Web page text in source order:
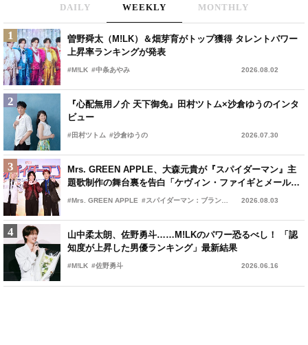
DAILY WEEKLY MONTHLY
1
結婚＆妊娠発表の川口春奈が母親役 命と家族の愛を描く感
動の実話に挑む
#川口春奈
2026.08.07
2
吉岡里帆と奈緒、迫真の感情表現で新境地 『シャドウワー
ク』に込めた思いを語る
#シャドウワーク #吉岡里帆 2026.08.07
3
森愁斗、椿泰我ら「本当の部活仲間だった」 『ウォーター
ガーディアンズ』青春秘話を披露
#BALLISTIK BOYZ #BUDDiiS 2026.08.07
4
令和ロマンくるま初監督作『BREAK SHOT』公開 オダ
ギリジョー、高良健吾ら豪華キャストが撮影秘話を語る
#BREAK SHOT #オダギリジョー 2026.08.06
1
曽野舜太（M!LK）＆畑芽育がトップ獲得 タレントパワー
上昇率ランキングが発表
#M!LK #中条あやみ 2026.08.02
2
『心配無用ノ介 天下御免』田村ツトム×沙倉ゆうのインタ
ビュー
#田村ツトム #沙倉ゆうの 2026.07.30
3
Mrs. GREEN APPLE、大森元貴が『スパイダーマン』主
題歌制作の舞台裏を告白「ケヴィン・ファイギとメール
も」
#Mrs. GREEN APPLE #スパイダーマン：ブランド・ニュー・デイ 2026.08.03
4
山中柔太朗、佐野勇斗……M!LKのパワー恐るべし！ 「認
知度が上昇した男優ランキング」最新結果
#M!LK #佐野勇斗 2026.06.16